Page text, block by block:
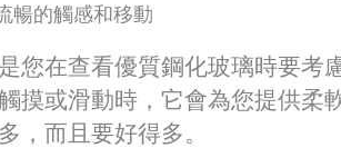
暢的觸感和移動
您在查看優質鋼化玻璃時要考
摸或滑動時，它會為您提供柔
，而且要好得多。